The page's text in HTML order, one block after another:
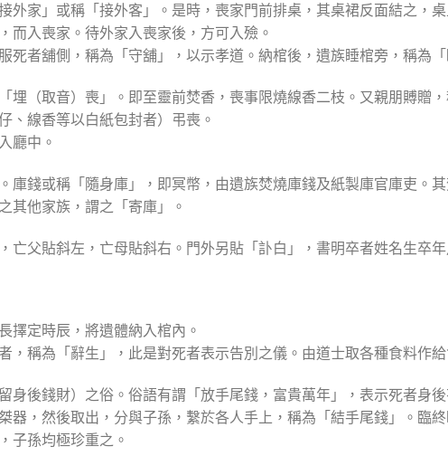
外家」或稱「接外客」。是時，喪家門前排桌，其桌裙反面結之，
而入喪家。待外家入喪家後，方可入殮。
死者舖側，稱為「守舖」，以示孝道。納棺後，遺族睡棺旁，稱為
埋（取音）喪」。即至靈前焚香，喪事限燒線香二枝。又親朋賻贈
、線香等以白紙包封者）弔喪。
廳中。
庫錢或稱「隨身庫」，即冥幣，由遺族焚燒庫錢及紙製庫官庫吏。
其他家族，謂之「寄庫」。
亡父貼斜左，亡母貼斜右。門外另貼「訃白」，書明卒者姓名生卒年
擇定時辰，將遺體納入棺內。
，稱為「辭生」，此是對死者表示告別之儀。由道士取各種食料作
身後錢財）之俗。俗語有謂「放手尾錢，富貴萬年」，表示死者身
器，然後取出，分與子孫，繫於各人手上，稱為「結手尾錢」。臨
子孫均極珍重之。